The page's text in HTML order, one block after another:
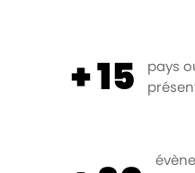
+ 15
pays